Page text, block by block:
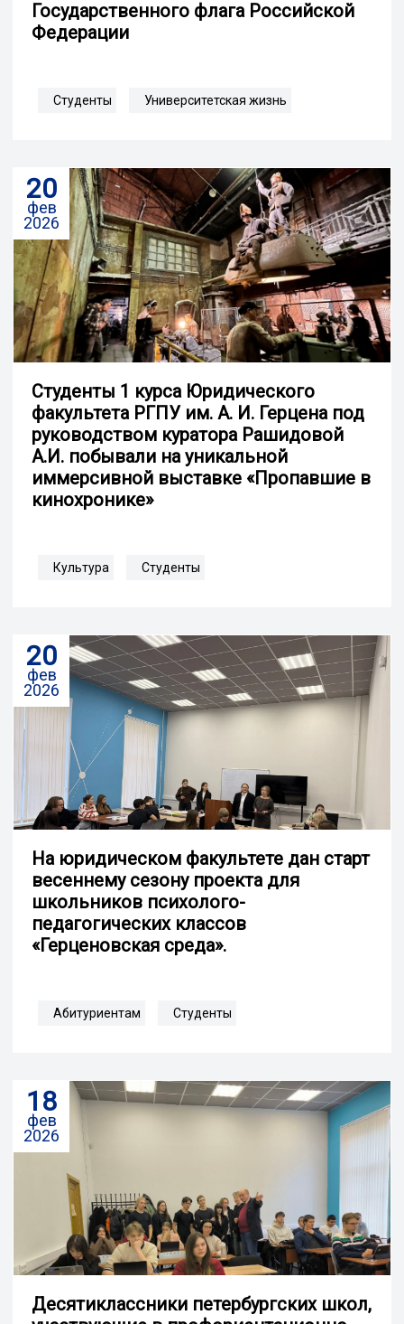
Государственного флага Российской
Федерации
Студенты Университетская жизнь
20
фев
2026
Студенты 1 курса Юридического
факультета РГПУ им. А. И. Герцена под
руководством куратора Рашидовой
А.И. побывали на уникальной
иммерсивной выставке «Пропавшие в
кинохронике»
Культура Студенты
20
фев
2026
На юридическом факультете дан старт
весеннему сезону проекта для
школьников психолого-
педагогических классов
«Герценовская среда».
Абитуриентам Студенты
18
фев
2026
Десятиклассники петербургских школ,